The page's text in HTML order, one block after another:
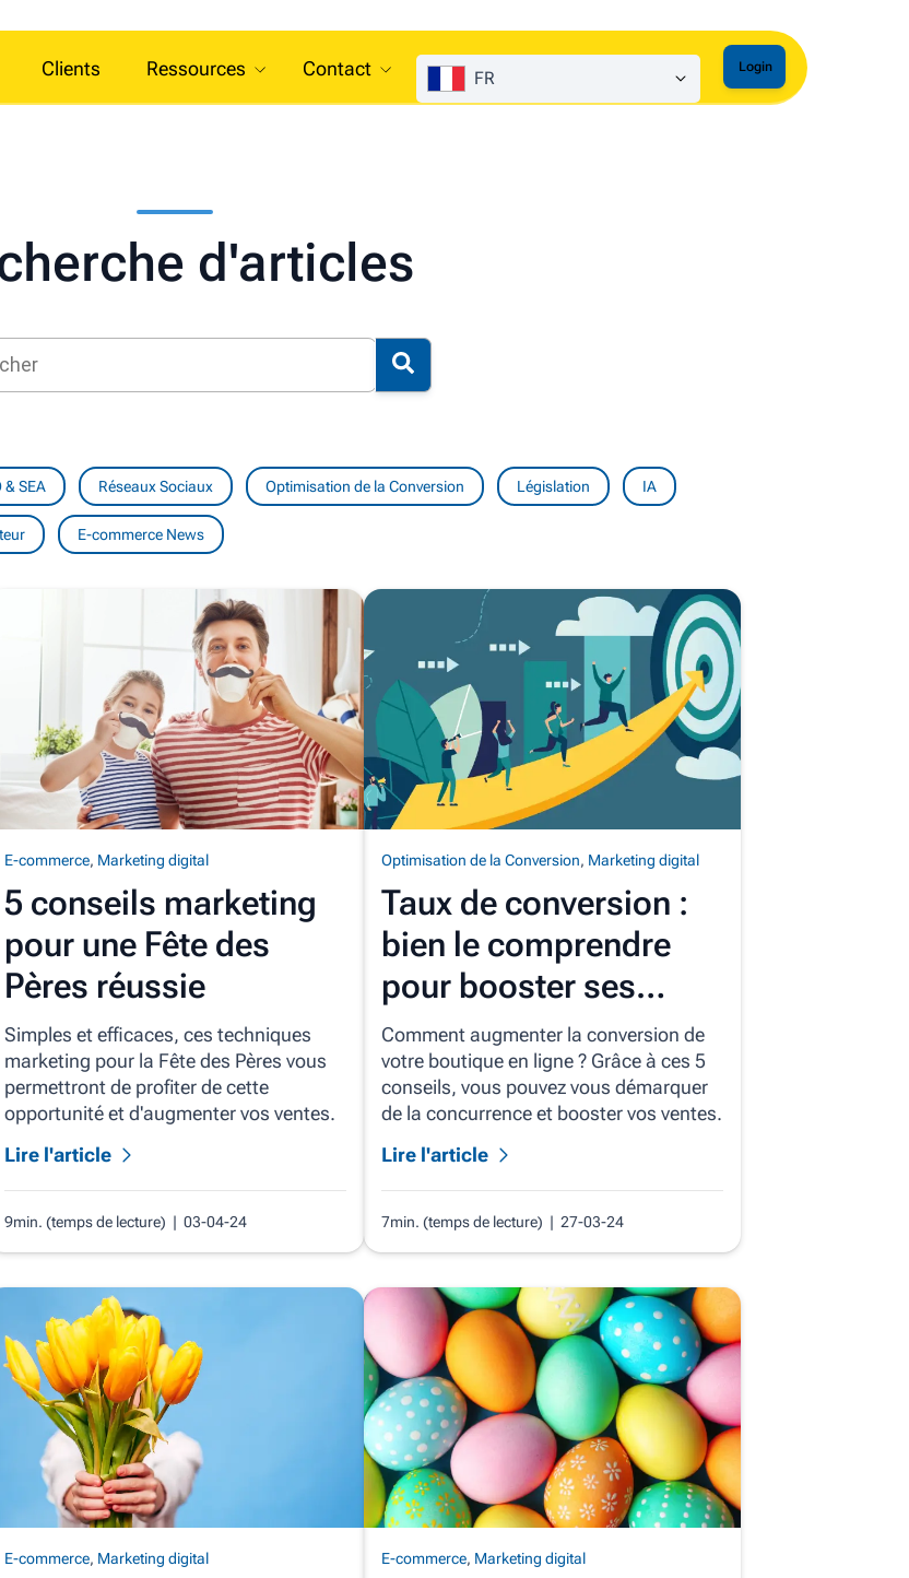
Clients Ressources Contact FR
Login
d'articles
& SEA Réseaux Sociaux Optimisation de la Conversion Législation IA
E-commerce News
E-commerce, Marketing digital
5 conseils marketing
pour une Fête des
Pères réussie
Simples et efficaces, ces techniques
marketing pour la Fête des Pères vous
permettront de profiter de cette
opportunité et d'augmenter vos ventes.
Lire l'article
9min. (temps de lecture) | 03-04-24
Optimisation de la Conversion, Marketing digital
Taux de conversion :
bien le comprendre
pour booster ses
ventes
Comment augmenter la conversion de
votre boutique en ligne ? Grâce à ces 5
conseils, vous pouvez vous démarquer
de la concurrence et booster vos ventes.
Lire l'article
7min. (temps de lecture) | 27-03-24
E-commerce, Marketing digital E-commerce, Marketing digital